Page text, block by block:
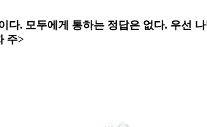
. 모두에게 통하는 정답은 없다. 우선
주>